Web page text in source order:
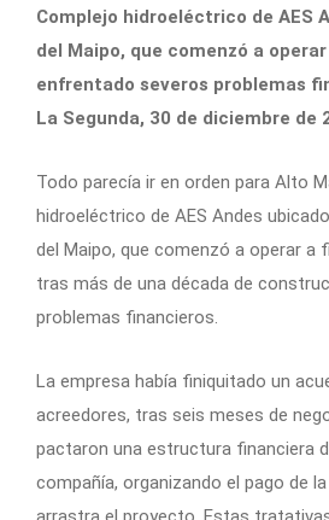
Complejo hidroeléctrico de AES
del Maipo, que comenzó a
enfrentado severos problemas
La Segunda, 30 de diciembre de
Todo parecía ir en orden para Alto
hidroeléctrico de AES Andes
del Maipo, que comenzó a operar a
tras más de una década de
problemas financieros.
La empresa había finiquitado un
acreedores, tras seis meses de
pactaron una estructura financiera
compañía, organizando el pago de